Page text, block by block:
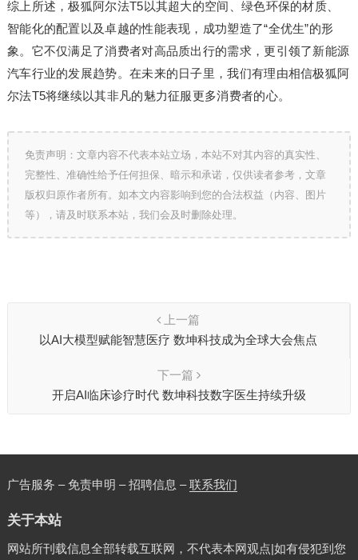
综上所述，极狐阿尔法T5以其超大的空间、绿色环保的材质、
智能化的配置以及卓越的性能表现，成功塑造了“全优生”的形
象。它不仅满足了消费者对高品质出行的需求，更引领了新能源
汽车行业的发展趋势。在未来的日子里，我们有理由相信极狐阿
尔法T5将继续以其非凡的魅力征服更多消费者的心。
免责声明：文章内容不代表本站立场，本站不对其内容的真实性、
完整性、准确性给予任何担保、暗示和承诺，仅供读者参考，文章
版权归原作者所有。如本文内容影响到您的合法权益（内容、图片
等），请及时联系本站，我们会及时删除处理。
上一篇
以AI大模型赋能智慧医疗 数坤科技成为全球大会焦点
下一篇
开启AI临床诊疗时代 数坤科技数字医生持续升级
广告服务 – 免责申明 – 招聘信息 –联系我们
关于本站
网站所刊载信息全部转载互联网，不代表本网观点|如有侵犯到您